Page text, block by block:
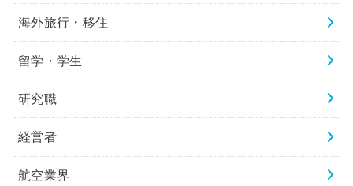
海外旅行・移住
留学・学生
研究職
経営者
航空業界